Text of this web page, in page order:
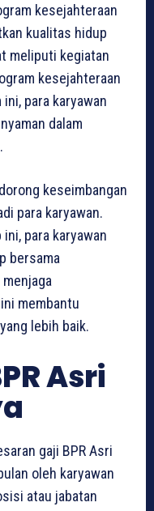
kesejahteraan
kualitas hidup
meliputi kegiatan
kesejahteraan
ini, para karyawan
dalam
keseimbangan
para karyawan.
para karyawan
bersama
membantu
lebih baik.
Asri
gaji BPR Asri
oleh karyawan
atau jabatan